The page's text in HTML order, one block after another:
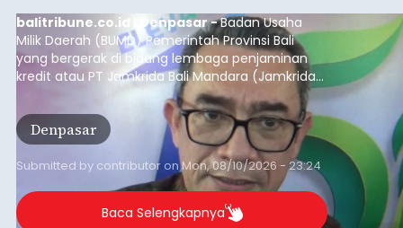
balitribune.co.id I Denpasar -Badan Usaha
Milik Daerah (BUMD) Pemerintah Provinsi Bali
yang bergerak di bidang lembaga penjaminan
kredit atau PT Jamkrida Bali Mandara (Jamkrida
Bali) telah mencatatkan penjaminan kredit
kepada 549 ribu usaha mikro, kecil dan
menengah (UMKM) di Bali.
Denpasar
Submitted by contributor onMon, 08/10/2026 - 23:24
Baca Selengkapnya